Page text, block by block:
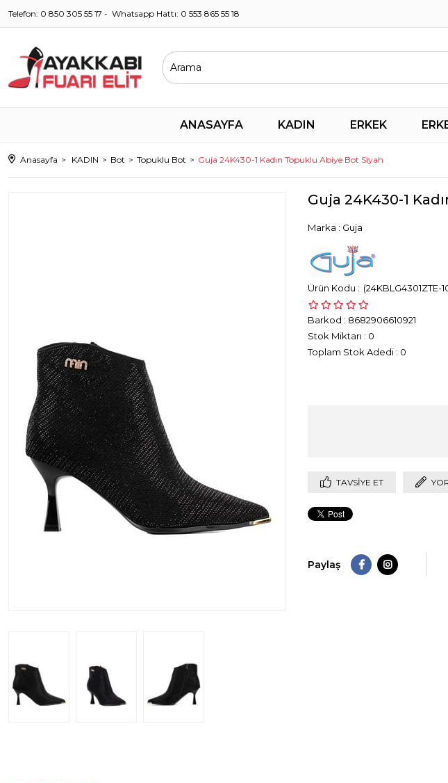
Telefon: 0 850 305 55 17 - Whatsapp Hattı: 0 553 865 55 18
ANASAYFA KADIN ERKEK
Anasayfa KADIN Bot Topuklu Bot Guja 24K430-1 Kadın Topuklu Abiye Bot Siyah
Guja 24K430-1
Marka : Guja
(24KBLG4301ZTE-
Barkod : 8682906610921
Stok Miktarı : 0
Toplam Stok Adedi : 0
TAVSIYE ET
Paylaş